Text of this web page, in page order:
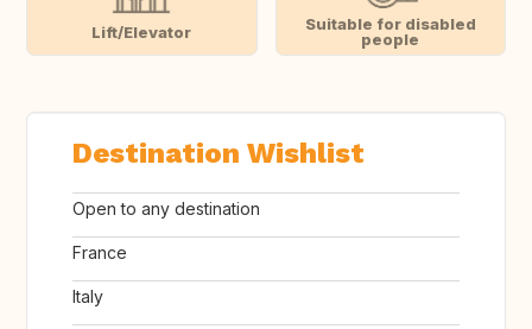
Lift/Elevator
Suitable for disabled
people
Destination Wishlist
Open to any destination
France
Italy